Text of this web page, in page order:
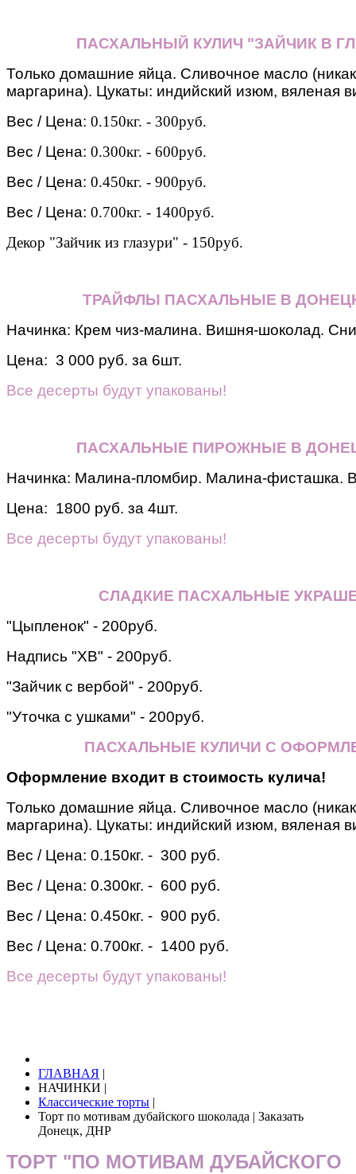
ПАСХАЛЬНЫЙ КУЛИЧ "ЗАЙЧИК В
Только домашние яйца. Сливочное масло
маргарина). Цукаты: индийский изюм, вяленая
Вес / Цена: 0.150кг. - 300руб.
Вес / Цена: 0.300кг. - 600руб.
Вес / Цена: 0.450кг. - 900руб.
Вес / Цена: 0.700кг. - 1400руб.
Декор "Зайчик из глазури" - 150руб.
ТРАЙФЛЫ ПАСХАЛЬНЫЕ В
Начинка: Крем чиз-малина. Вишня-шоколад.
Цена: 3 000 руб. за 6шт.
Все десерты будут упакованы!
ПАСХАЛЬНЫЕ ПИРОЖНЫЕ В
Начинка: Малина-пломбир. Малина-фисташка.
Цена: 1800 руб. за 4шт.
Все десерты будут упакованы!
СЛАДКИЕ ПАСХАЛЬНЫЕ
"Цыпленок" - 200руб.
Надпись "ХВ" - 200руб.
"Зайчик с вербой" - 200руб.
"Уточка с ушками" - 200руб.
ПАСХАЛЬНЫЕ КУЛИЧИ С
Оформление входит в стоимость кулича!
Только домашние яйца. Сливочное масло
маргарина). Цукаты: индийский изюм, вяленая
Вес / Цена: 0.150кг. - 300 руб.
Вес / Цена: 0.300кг. - 600 руб.
Вес / Цена: 0.450кг. - 900 руб.
Вес / Цена: 0.700кг. - 1400 руб.
Все десерты будут упакованы!
ГЛАВНАЯ |
НАЧИНКИ |
Классические торты |
Торт по мотивам дубайского шоколада | Заказать
Донецк, ДНР
ТОРТ "ПО МОТИВАМ ДУБАЙСКОГО